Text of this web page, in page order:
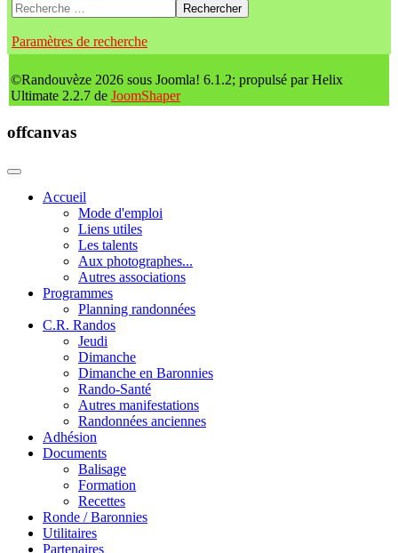
Rechercher
Paramètres de recherche
©Randouvèze 2026 sous Joomla! 6.1.2; propulsé par Helix
Ultimate 2.2.7 de JoomShaper
offcanvas
Accueil
Mode d'emploi
Liens utiles
Les talents
Aux photographes...
Autres associations
Programmes
Planning randonnées
C.R. Randos
Jeudi
Dimanche
Dimanche en Baronnies
Rando-Santé
Autres manifestations
Randonnées anciennes
Adhésion
Documents
Balisage
Formation
Recettes
Ronde / Baronnies
Utilitaires
Partenaires